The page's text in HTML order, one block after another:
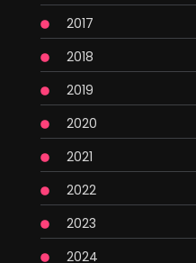
2017
2018
2019
2020
2021
2022
2023
2024